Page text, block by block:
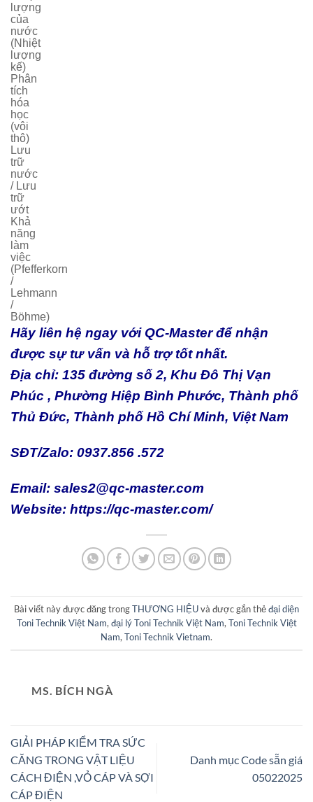
lượng
của
nước
(Nhiệt
lượng
kế)
Phân
tích
hóa
học
(vôi
thô)
Lưu
trữ
nước
/ Lưu
trữ
ướt
Khả
năng
làm
việc
(Pfefferkorn
/
Lehmann
/
Böhme)
Hãy liên hệ ngay với QC-Masterđể nhận
được sự tư vấn và hỗ trợ tốt nhất.
Địa chỉ: 135 đường số 2, Khu Đô Thị Vạn
Phúc , Phường Hiệp Bình Phước, Thành phố
Thủ Đức, Thành phố Hồ Chí Minh, Việt Nam
SĐT/Zalo: 0937.856 .572
Email: sales2@qc-master.com
Website: https://qc-master.com/
Bài viết này được đăng trongTHƯƠNG HIỆUvà được gắn thẻđại diện
Toni Technik Việt Nam, đại lý Toni Technik Việt Nam, Toni Technik Việt
Nam, Toni Technik Vietnam.
MS. BÍCH NGÀ
GIẢI PHÁP KIỂM TRA SỨC
CĂNG TRONG VẬT LIỆU
CÁCH ĐIỆN ,VỎ CÁP VÀ SỢI
CÁP ĐIỆN
Danh mục Code sẵn giá
05022025